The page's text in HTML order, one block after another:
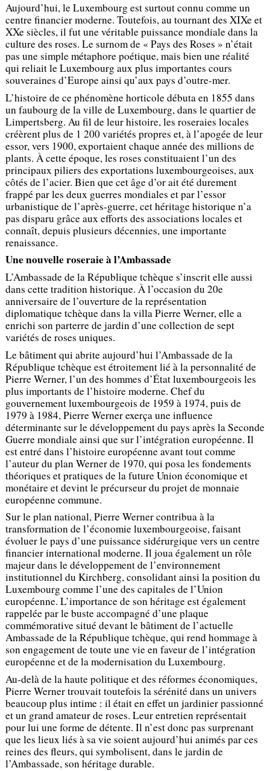
Aujourd’hui, le Luxembourg est surtout connu comme un
centre financier moderne. Toutefois, au tournant des XIXe et
XXe siècles, il fut une véritable puissance mondiale dans la
culture des roses. Le surnom de « Pays des Roses » n’était
pas une simple métaphore poétique, mais bien une réalité
qui reliait le Luxembourg aux plus importantes cours
souveraines d’Europe ainsi qu’aux pays d’outre-mer.
L’histoire de ce phénomène horticole débuta en 1855 dans
un faubourg de la ville de Luxembourg, dans le quartier de
Limpertsberg. Au fil de leur histoire, les roseraies locales
créèrent plus de 1 200 variétés propres et, à l’apogée de leur
essor, vers 1900, exportaient chaque année des millions de
plants. À cette époque, les roses constituaient l’un des
principaux piliers des exportations luxembourgeoises, aux
côtés de l’acier. Bien que cet âge d’or ait été durement
frappé par les deux guerres mondiales et par l’essor
urbanistique de l’après-guerre, cet héritage historique n’a
pas disparu grâce aux efforts des associations locales et
connaît, depuis plusieurs décennies, une importante
renaissance.
Une nouvelle roseraie à l’Ambassade
L’Ambassade de la République tchèque s’inscrit elle aussi
dans cette tradition historique. À l’occasion du 20e
anniversaire de l’ouverture de la représentation
diplomatique tchèque dans la villa Pierre Werner, elle a
enrichi son parterre de jardin d’une collection de sept
variétés de roses uniques.
Le bâtiment qui abrite aujourd’hui l’Ambassade de la
République tchèque est étroitement lié à la personnalité de
Pierre Werner, l’un des hommes d’État luxembourgeois les
plus importants de l’histoire moderne. Chef du
gouvernement luxembourgeois de 1959 à 1974, puis de
1979 à 1984, Pierre Werner exerça une influence
déterminante sur le développement du pays après la Seconde
Guerre mondiale ainsi que sur l’intégration européenne. Il
est entré dans l’histoire européenne avant tout comme
l’auteur du plan Werner de 1970, qui posa les fondements
théoriques et pratiques de la future Union économique et
monétaire et devint le précurseur du projet de monnaie
européenne commune.
Sur le plan national, Pierre Werner contribua à la
transformation de l’économie luxembourgeoise, faisant
évoluer le pays d’une puissance sidérurgique vers un centre
financier international moderne. Il joua également un rôle
majeur dans le développement de l’environnement
institutionnel du Kirchberg, consolidant ainsi la position du
Luxembourg comme l’une des capitales de l’Union
européenne. L’importance de son héritage est également
rappelée par le buste accompagné d’une plaque
commémorative situé devant le bâtiment de l’actuelle
Ambassade de la République tchèque, qui rend hommage à
son engagement de toute une vie en faveur de l’intégration
européenne et de la modernisation du Luxembourg.
Au-delà de la haute politique et des réformes économiques,
Pierre Werner trouvait toutefois la sérénité dans un univers
beaucoup plus intime : il était en effet un jardinier passionné
et un grand amateur de roses. Leur entretien représentait
pour lui une forme de détente. Il n’est donc pas surprenant
que les lieux liés à sa vie soient aujourd’hui animés par ces
reines des fleurs, qui symbolisent, dans le jardin de
l’Ambassade, son héritage durable.